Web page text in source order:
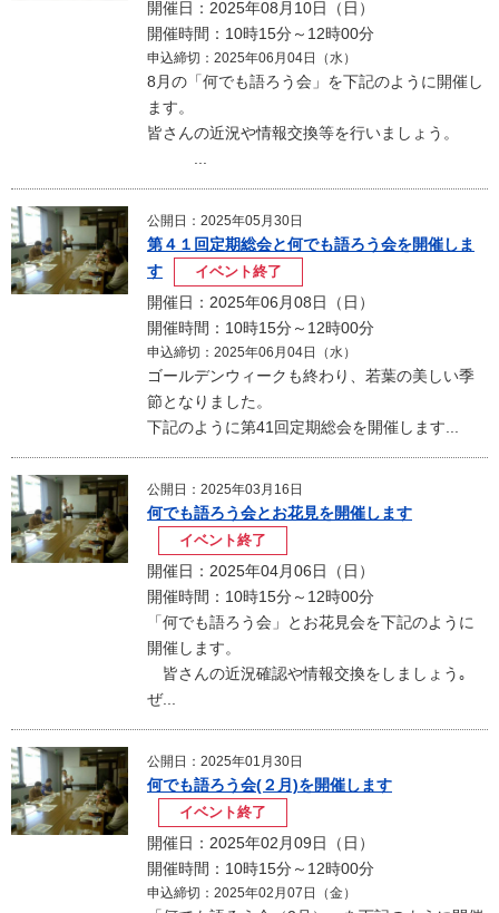
開催日：2025年08月10日（日）
開催時間：10時15分～12時00分
申込締切：2025年06月04日（水）
8月の「何でも語ろう会」を下記のように開催し
ます。
皆さんの近況や情報交換等を行いましょう。
公開日：2025年05月30日
第４１回定期総会と何でも語ろう会を開催しま
す
イベント終了
開催日：2025年06月08日（日）
開催時間：10時15分～12時00分
申込締切：2025年06月04日（水）
ゴールデンウィークも終わり、若葉の美しい季
節となりました。
下記のように第41回定期総会を開催します...
公開日：2025年03月16日
何でも語ろう会とお花見を開催します
イベント終了
開催日：2025年04月06日（日）
開催時間：10時15分～12時00分
「何でも語ろう会」とお花見会を下記のように
開催します。
皆さんの近況確認や情報交換をしましょう｡
ぜ...
公開日：2025年01月30日
何でも語ろう会(２月)を開催します
イベント終了
開催日：2025年02月09日（日）
開催時間：10時15分～12時00分
申込締切：2025年02月07日（金）